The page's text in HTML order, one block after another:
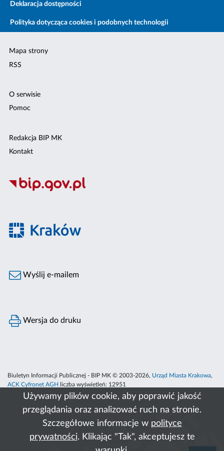
Używamy plików cookie, aby poprawić jakość
przeglądania oraz analizować ruch na stronie.
Szczegółowe informacje w polityce
prywatności. Klikając "Tak", akceptujesz te
Deklaracja dostępności
Polityka dotycząca cookies i podobnych technologii
Mapa strony
RSS
O serwisie
Pomoc
Redakcja BIP MK
Kontakt
Wyślij e-mailem
Wersja do druku
Biuletyn Informacji Publicznej - BIP MK © 2003-2026, Urząd Miasta Krakowa,
ACK Cyfronet AGH
liczba wyświetleń: 12951